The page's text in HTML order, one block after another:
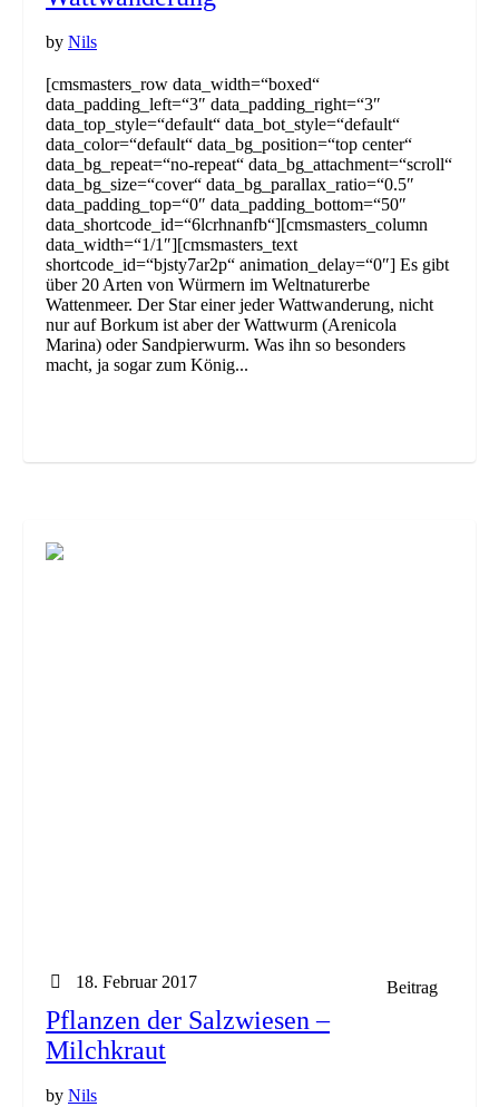
by Nils
[cmsmasters_row data_width=“boxed“
data_padding_left=“3″ data_padding_right=“3″
data_top_style=“default“ data_bot_style=“default“
data_color=“default“ data_bg_position=“top center“
data_bg_repeat=“no-repeat“ data_bg_attachment=“scroll“
data_bg_size=“cover“ data_bg_parallax_ratio=“0.5″
data_padding_top=“0″ data_padding_bottom=“50″
data_shortcode_id=“6lcrhnanfb“][cmsmasters_column
data_width=“1/1″][cmsmasters_text
shortcode_id=“bjsty7ar2p“ animation_delay=“0″] Es gibt
über 20 Arten von Würmern im Weltnaturerbe
Wattenmeer. Der Star einer jeder Wattwanderung, nicht
nur auf Borkum ist aber der Wattwurm (Arenicola
Marina) oder Sandpierwurm. Was ihn so besonders
macht, ja sogar zum König...
Beitrag
18. Februar 2017
Pflanzen der Salzwiesen –
Milchkraut
by Nils